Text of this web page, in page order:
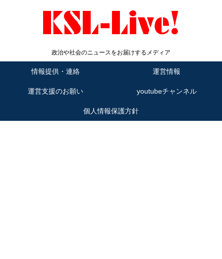
政治や社会のニュースをお届けするメディア
情報提供・連絡 運営情報
運営支援のお願い youtubeチャンネル
個人情報保護方針